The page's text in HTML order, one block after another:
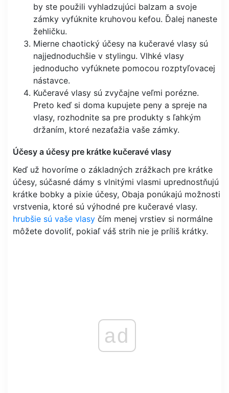
by ste použili vyhladzujúci balzam a svoje
zámky vyfúknite kruhovou kefou. Ďalej naneste
žehličku.
Mierne chaotický účesy na kučeravé vlasy sú
najjednoduchšie v stylingu. Vlhké vlasy
jednoducho vyfúknete pomocou rozptyľovacej
nástavce.
Kučeravé vlasy sú zvyčajne veľmi porézne.
Preto keď si doma kupujete peny a spreje na
vlasy, rozhodnite sa pre produkty s ľahkým
držaním, ktoré nezaťažia vaše zámky.
Účesy a účesy pre krátke kučeravé vlasy
Keď už hovoríme o základných zrážkach pre krátke
účesy, súčasné dámy s vlnitými vlasmi uprednostňujú
krátke bobky a pixie účesy, Obaja ponúkajú možnosti
vrstvenia, ktoré sú výhodné pre kučeravé vlasy.
hrubšie sú vaše vlasy čím menej vrstiev si normálne
môžete dovoliť, pokiaľ váš strih nie je príliš krátky.
ad